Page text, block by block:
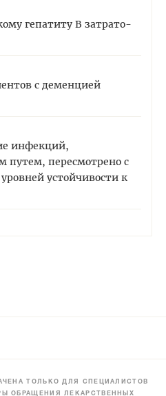
гепатиту В затрато-
с деменцией
инфекций,
путем, пересмотрено с
устойчивости к
ТОЛЬКО ДЛЯ СПЕЦИАЛИСТОВ
ОБРАЩЕНИЯ ЛЕКАРСТВЕННЫХ